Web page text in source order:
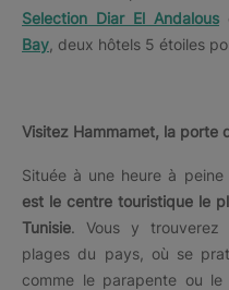
Selection Diar El Andalous
Bay , deux hôtels 5 étoiles
Visitez Hammamet, la porte
Située à une heure à
est le centre touristique le
Tunisie. Vous y trouverez
plages du pays, où se
comme le parapente ou le